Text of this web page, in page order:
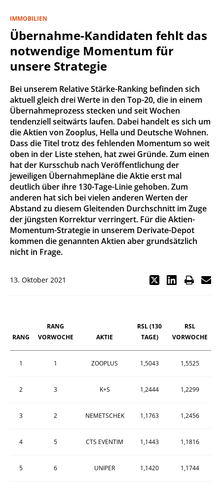
IMMOBILIEN
Übernahme-Kandidaten fehlt das
notwendige Momentum für
unsere Strategie
Bei unserem Relative Stärke-Ranking befinden sich
aktuell gleich drei Werte in den Top-20, die in einem
Übernahmeprozess stecken und seit Wochen
tendenziell seitwärts laufen. Dabei handelt es sich um
die Aktien von Zooplus, Hella und Deutsche Wohnen.
Dass die Titel trotz des fehlenden Momentum so weit
oben in der Liste stehen, hat zwei Gründe. Zum einen
hat der Kursschub nach Veröffentlichung der
jeweiligen Übernahmepläne die Aktie erst mal
deutlich über ihre 130-Tage-Linie gehoben. Zum
anderen hat sich bei vielen anderen Werten der
Abstand zu diesem Gleitenden Durchschnitt im Zuge
der jüngsten Korrektur verringert. Für die Aktien-
Momentum-Strategie in unserem Derivate-Depot
kommen die genannten Aktien aber grundsätzlich
nicht in Frage.
13. Oktober 2021
RANG
RANG
VORWOCHE
AKTIE
RSL (130
TAGE)
RSL
VORWOCHE
1 1 ZOOPLUS 1,5043 1,5525
2 3 K+S 1,2444 1,2299
3 2 NEMETSCHEK 1,1763 1,2456
4 5 CTS EVENTIM 1,1443 1,1816
5 6 UNIPER 1,1420 1,1744